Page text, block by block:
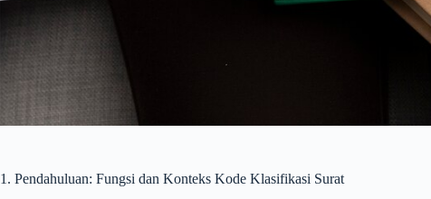
1. Pendahuluan: Fungsi dan Konteks Kode Klasifikasi Surat